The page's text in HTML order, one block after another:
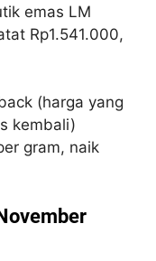
emas LM
Rp1.541.000,
(harga yang
kembali)
gram, naik